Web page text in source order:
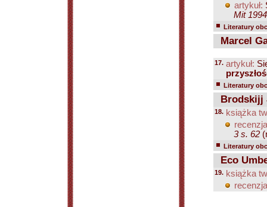
artykuł:
Mit
Literatury
Marcel
17. artykuł:
Literatury
Brodskijj
18. książka
3 s. 62
Literatury
Eco
19. książka